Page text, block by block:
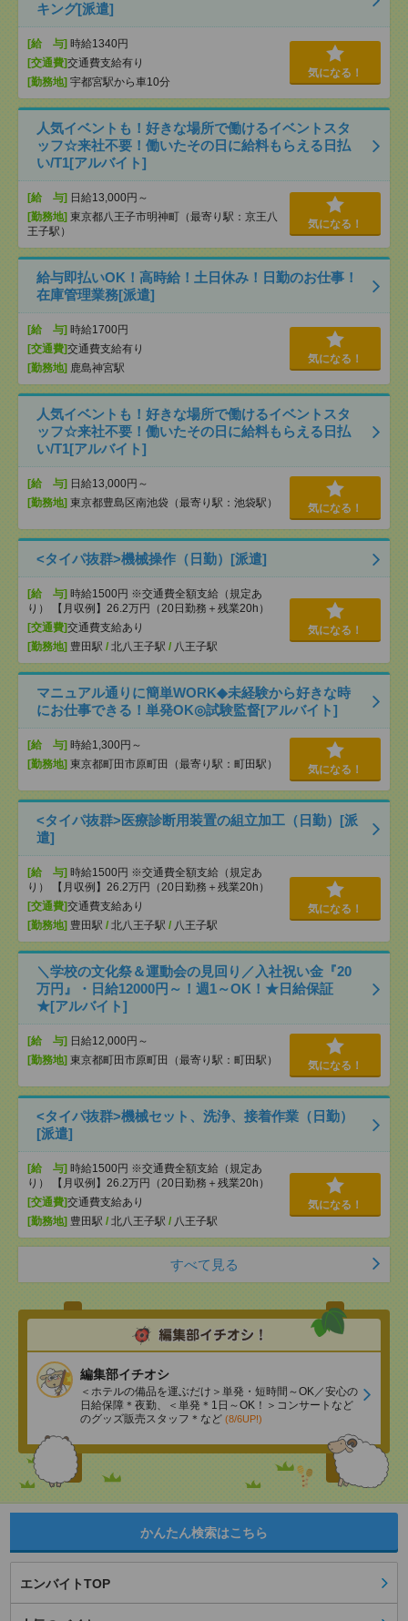
キング[派遣]
[給 与] 時給1340円
[交通費]交通費支給有り
[勤務地] 宇都宮駅から車10分
気になる！
人気イベントも！好きな場所で働けるイベントスタ
ッフ☆来社不要！働いたその日に給料もらえる日払
い/T1[アルバイト]
[給 与] 日給13,000円～
[勤務地] 東京都八王子市明神町（最寄り駅：京王八
王子駅）
気になる！
給与即払いOK！高時給！土日休み！日勤のお仕事！
在庫管理業務[派遣]
[給 与] 時給1700円
[交通費]交通費支給有り
[勤務地] 鹿島神宮駅
気になる！
人気イベントも！好きな場所で働けるイベントスタ
ッフ☆来社不要！働いたその日に給料もらえる日払
い/T1[アルバイト]
[給 与] 日給13,000円～
[勤務地] 東京都豊島区南池袋（最寄り駅：池袋駅） 気になる！
<タイパ抜群>機械操作（日勤）[派遣]
[給 与] 時給1500円 ※交通費全額支給（規定あ
り） 【月収例】26.2万円（20日勤務＋残業20h）
[交通費]交通費支給あり
[勤務地] 豊田駅 / 北八王子駅 / 八王子駅
気になる！
マニュアル通りに簡単WORK◆未経験から好きな時
にお仕事できる！単発OK◎試験監督[アルバイト]
[給 与] 時給1,300円～
[勤務地] 東京都町田市原町田（最寄り駅：町田駅） 気になる！
<タイパ抜群>医療診断用装置の組立加工（日勤）[派
遣]
[給 与] 時給1500円 ※交通費全額支給（規定あ
り） 【月収例】26.2万円（20日勤務＋残業20h）
[交通費]交通費支給あり
[勤務地] 豊田駅 / 北八王子駅 / 八王子駅
気になる！
＼学校の文化祭＆運動会の見回り／入社祝い金『20
万円』・日給12000円～！週1～OK！★日給保証
★[アルバイト]
[給 与] 日給12,000円～
[勤務地] 東京都町田市原町田（最寄り駅：町田駅） 気になる！
<タイパ抜群>機械セット、洗浄、接着作業（日勤）
[派遣]
[給 与] 時給1500円 ※交通費全額支給（規定あ
り） 【月収例】26.2万円（20日勤務＋残業20h）
[交通費]交通費支給あり
[勤務地] 豊田駅 / 北八王子駅 / 八王子駅
気になる！
すべて見る
編集部イチオシ
＜ホテルの備品を運ぶだけ＞単発・短時間～OK／安心の
日給保障＊夜勤、＜単発＊1日～OK！＞コンサートなど
のグッズ販売スタッフ＊など (8/6UP!)
かんたん検索はこちら
エンバイトTOP